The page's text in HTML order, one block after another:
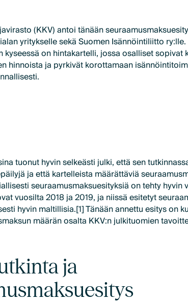
(KKV) antoi tänään
yritykselle sekä Suomen Isännöintiliitto ry:lle.
kyseessä on hintakartelli, jossa osalliset sopivat
hinnoista ja pyrkivät korottamaan
tuonut hyvin selkeästi julki, että sen
ja että kartelleista määrättäviä
seuraamusmaksuesityksiä on tehty hyvin
vuosilta 2018 ja 2019, ja niissä esitetyt
hyvin maltillisia.[1] Tänään annettu esitys on
määrän osalta KKV:n julkituomien
ja